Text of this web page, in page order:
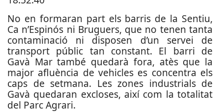
No en formaran part els barris de la Sentiu,
Ca n’Espinós ni Bruguers, que no tenen tanta
contaminació ni disposen d’un servei de
transport públic tan constant. El barri de
Gavà Mar també quedarà fora, atès que la
major afluència de vehicles es concentra els
caps de setmana. Les zones industrials de
Gavà quedaran excloses, així com la totalitat
del Parc Agrari.